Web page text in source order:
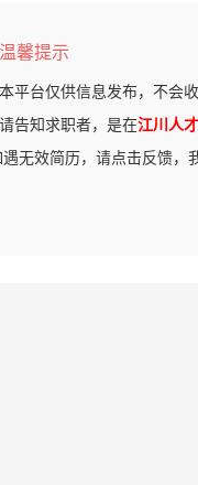
温馨提示
平台仅供信息发布，不会
告知求职者，是在江川人
遇无效简历，请点击反馈，